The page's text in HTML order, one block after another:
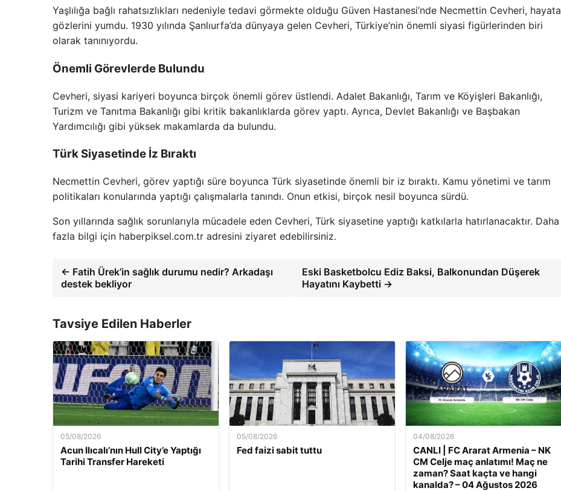
Yaşlılığa bağlı rahatsızlıkları nedeniyle tedavi görmekte olduğu Güven Hastanesi’nde Necmettin Cevheri, hayata
gözlerini yumdu. 1930 yılında Şanlıurfa’da dünyaya gelen Cevheri, Türkiye’nin önemli siyasi figürlerinden biri
olarak tanınıyordu.
Önemli Görevlerde Bulundu
Cevheri, siyasi kariyeri boyunca birçok önemli görev üstlendi. Adalet Bakanlığı, Tarım ve Köyişleri Bakanlığı,
Turizm ve Tanıtma Bakanlığı gibi kritik bakanlıklarda görev yaptı. Ayrıca, Devlet Bakanlığı ve Başbakan
Yardımcılığı gibi yüksek makamlarda da bulundu.
Türk Siyasetinde İz Bıraktı
Necmettin Cevheri, görev yaptığı süre boyunca Türk siyasetinde önemli bir iz bıraktı. Kamu yönetimi ve tarım
politikaları konularında yaptığı çalışmalarla tanındı. Onun etkisi, birçok nesil boyunca sürdü.
Son yıllarında sağlık sorunlarıyla mücadele eden Cevheri, Türk siyasetine yaptığı katkılarla hatırlanacaktır. Daha
fazla bilgi için haberpiksel.com.tr adresini ziyaret edebilirsiniz.
← Fatih Ürek’in sağlık durumu nedir? Arkadaşı
destek bekliyor
Eski Basketbolcu Ediz Baksi, Balkonundan Düşerek
Hayatını Kaybetti →
Tavsiye Edilen Haberler
05/08/2026
Acun Ilıcalı’nın Hull City’e Yaptığı
Tarihi Transfer Hareketi
05/08/2026
Fed faizi sabit tuttu
04/08/2026
CANLI | FC Ararat Armenia – NK
CM Celje maç anlatımı! Maç ne
zaman? Saat kaçta ve hangi
kanalda? – 04 Ağustos 2026